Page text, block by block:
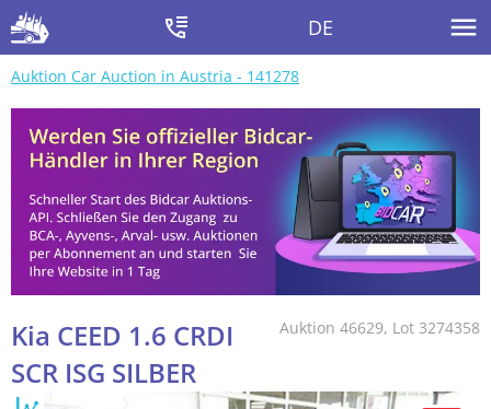
DE
Auktion Car Auction in Austria - 141278
Auktion 46629, Lot 3274358
Kia CEED 1.6 CRDI
SCR ISG SILBER